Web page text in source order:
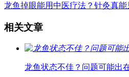
龙鱼掉眼能用中医疗法？针灸真能
相关文章
龙鱼状态不佳？问题可能出